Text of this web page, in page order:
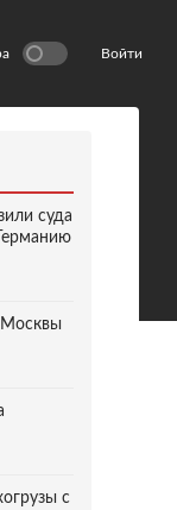
Войти
суда
Москвы
с